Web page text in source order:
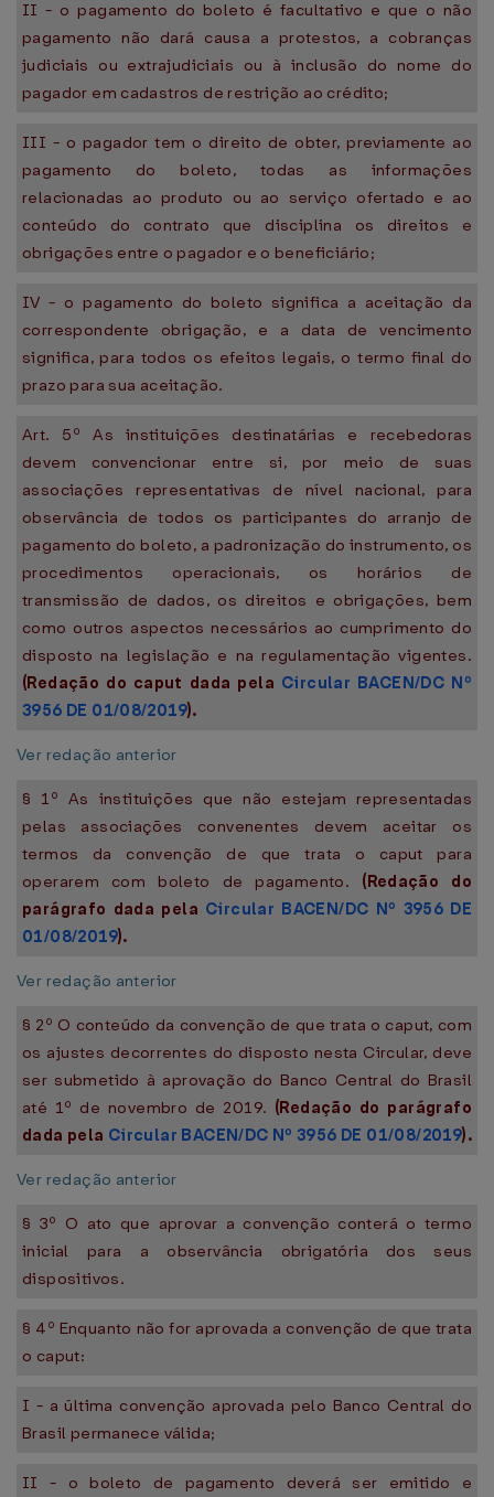
II - o pagamento do boleto é facultativo e que o não
pagamento não dará causa a protestos, a cobranças
judiciais ou extrajudiciais ou à inclusão do nome do
pagador em cadastros de restrição ao crédito;
III - o pagador tem o direito de obter, previamente ao
pagamento do boleto, todas as informações
relacionadas ao produto ou ao serviço ofertado e ao
conteúdo do contrato que disciplina os direitos e
obrigações entre o pagador e o beneficiário;
IV - o pagamento do boleto significa a aceitação da
correspondente obrigação, e a data de vencimento
significa, para todos os efeitos legais, o termo final do
prazo para sua aceitação.
Art. 5º As instituições destinatárias e recebedoras
devem convencionar entre si, por meio de suas
associações representativas de nível nacional, para
observância de todos os participantes do arranjo de
pagamento do boleto, a padronização do instrumento, os
procedimentos operacionais, os horários de
transmissão de dados, os direitos e obrigações, bem
como outros aspectos necessários ao cumprimento do
disposto na legislação e na regulamentação vigentes.
(Redação do caput dada pela Circular BACEN/DC Nº
3956 DE 01/08/2019).
Ver redação anterior
§ 1º As instituições que não estejam representadas
pelas associações convenentes devem aceitar os
termos da convenção de que trata o caput para
operarem com boleto de pagamento. (Redação do
parágrafo dada pela Circular BACEN/DC Nº 3956 DE
01/08/2019).
Ver redação anterior
§ 2º O conteúdo da convenção de que trata o caput, com
os ajustes decorrentes do disposto nesta Circular, deve
ser submetido à aprovação do Banco Central do Brasil
até 1º de novembro de 2019. (Redação do parágrafo
dada pela Circular BACEN/DC Nº 3956 DE 01/08/2019).
Ver redação anterior
§ 3º O ato que aprovar a convenção conterá o termo
inicial para a observância obrigatória dos seus
dispositivos.
§ 4º Enquanto não for aprovada a convenção de que trata
o caput:
I - a última convenção aprovada pelo Banco Central do
Brasil permanece válida;
II - o boleto de pagamento deverá ser emitido e